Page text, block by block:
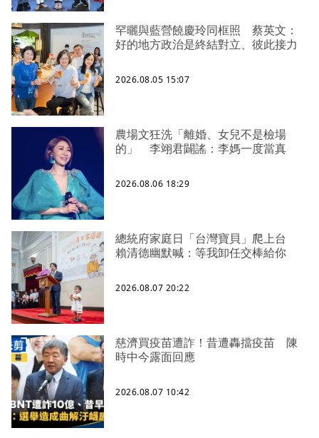
罕曬與藍營饒慶玲同框照 蔡英文：
好的地方政治是終結對立、彼此接力
2026.08.05 15:07
農場文狂洗「離婚、女兒不是檢場
的」 李翊君闢謠：李媽一度當真
2026.08.06 18:29
總統府家庭日「台灣寶貝」爬上台
賴清德幽默喊：等我卸任交棒給你
2026.08.07 20:22
慈濟買疫苗遭詐！昔遭轟擋疫苗 陳
時中今露面回應
2026.08.07 10:42